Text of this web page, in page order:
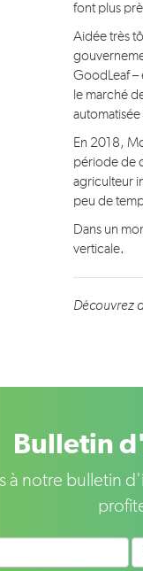
font plus
Aidée très
GoodLeaf –
le marché
En 2018,
période de
agriculteur
peu de
Dans un
verticale.
Découvrez
Bulletin
à notre bulletin